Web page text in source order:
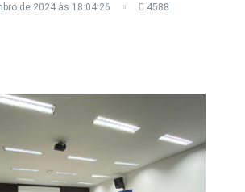
de 2024 às 18:04:26
4588